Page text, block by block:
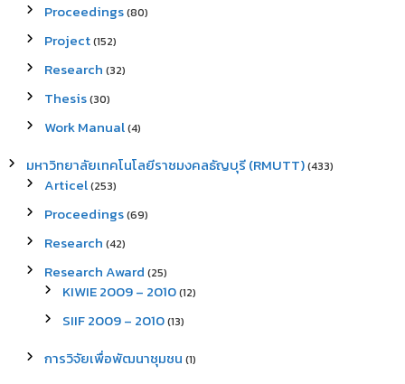
Proceedings(80)
Project(152)
Research (32)
Thesis(30)
Work Manual(4)
มหาวิทยาลัยเทคโนโลยีราชมงคลธัญบุรี (RMUTT)(433)
Articel(253)
Proceedings(69)
Research (42)
Research Award (25)
KIWIE 2009 – 2010(12)
SIIF 2009 – 2010(13)
การวิจัยเพื่อพัฒนาชุมชน (1)